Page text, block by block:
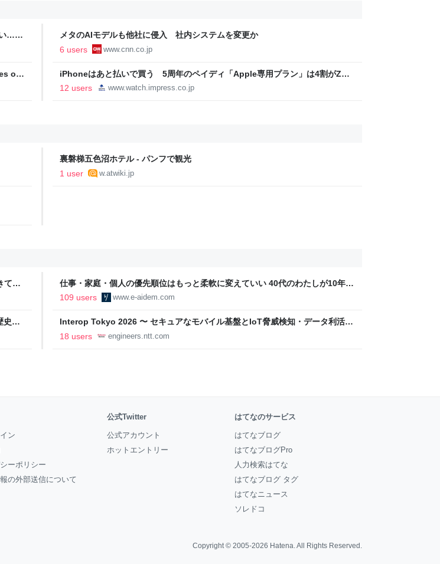
い……
る
メタのAIモデルも他社に侵入 社内システムを変更か
6 users
www.cnn.co.jp
on
iPhoneはあと払いで買う 5周年のペイディ「Apple専用プラン」は4割がZ世
代
12 users www.watch.impress.co.jp
裏磐梯五色沼ホテル - パンフで観光
1 user
w.atwiki.jp
てい
仕事・家庭・個人の優先順位はもっと柔軟に変えていい 40代のわたしが10年後
の自分に伝えたいこと - りっすん by イーアイデム
109 users www.e-aidem.com
史に
Interop Tokyo 2026 〜 セキュアなモバイル基盤とIoT脅威検知・データ利活用
への取り組み 〜 - NTT docomo Business Engineers' Blog
18 users engineers.ntt.com
ン
ーポリシー
の外部送信について
公式Twitter
公式アカウント
ホットエントリー
はてなのサービス
はてなブログ
はてなブログPro
人力検索はてな
はてなブログ タグ
はてなニュース
ソレドコ
Copyright © 2005-2026 Hatena . All Rights Reserved.